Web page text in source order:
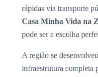
rápidas via transporte
Casa Minha Vida na
pode ser a escolha
A região se
infraestrutura completa